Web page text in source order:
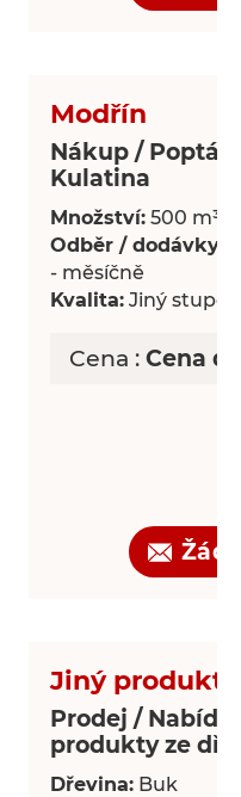
Modřín
Nákup /
Kulatina
Množství: 500 m³
Odběr / dodávky:
- měsíčně
Kvalita: Jiný
Cena : Cena
Jiný produkt
Prodej /
produkty ze
Dřevina: Buk